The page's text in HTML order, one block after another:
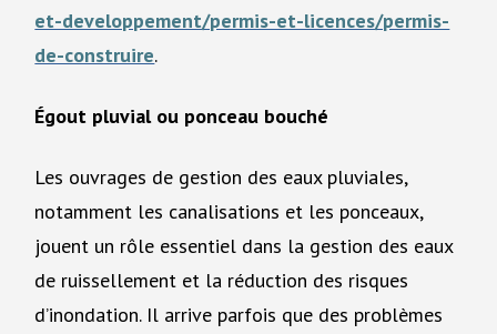
et-developpement/permis-et-licences/permis-
de-construire.
Égout pluvial ou ponceau bouché
Les ouvrages de gestion des eaux pluviales,
notamment les canalisations et les ponceaux,
jouent un rôle essentiel dans la gestion des eaux
de ruissellement et la réduction des risques
d’inondation. Il arrive parfois que des problèmes